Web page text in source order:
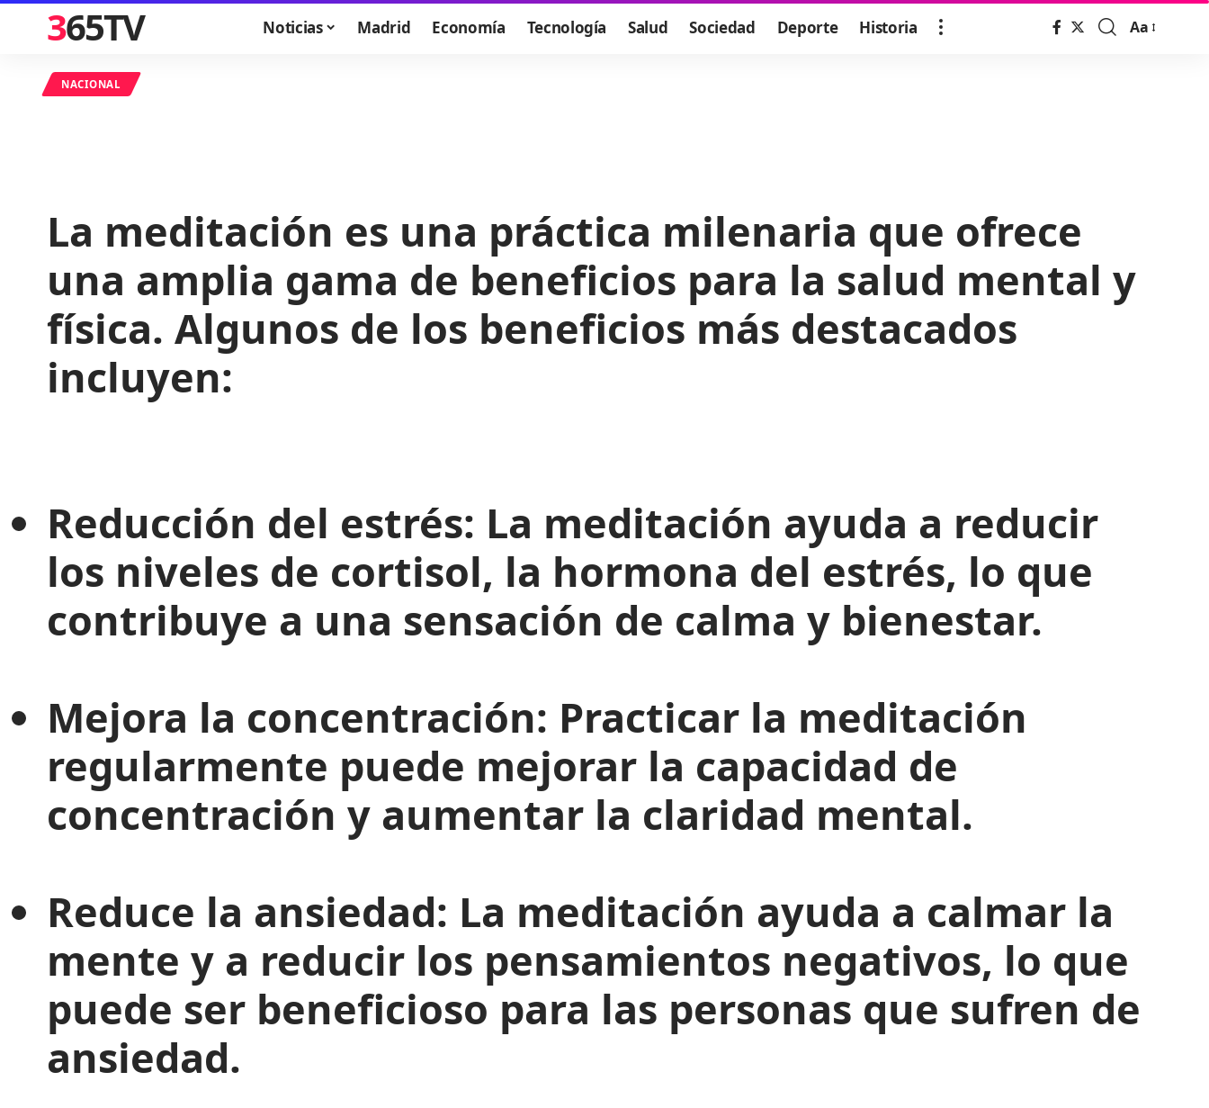
365TV Noticias Madrid Economía Tecnología Salud Sociedad Deporte Historia
Font
Aa
NACIONAL
La meditación es una práctica milenaria que ofrece
una amplia gama de beneficios para la salud mental y
física. Algunos de los beneficios más destacados
incluyen:
Reducción del estrés: La meditación ayuda a reducir
los niveles de cortisol, la hormona del estrés, lo que
contribuye a una sensación de calma y bienestar.
Mejora la concentración: Practicar la meditación
regularmente puede mejorar la capacidad de
concentración y aumentar la claridad mental.
Reduce la ansiedad: La meditación ayuda a calmar la
mente y a reducir los pensamientos negativos, lo que
puede ser beneficioso para las personas que sufren de
ansiedad.